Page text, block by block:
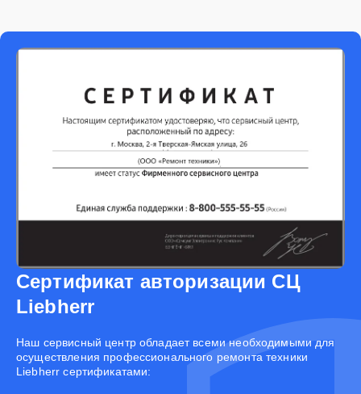
Сертификат авторизации СЦ
Liebherr
Наш сервисный центр обладает всеми необходимыми для
осуществления профессионального ремонта техники
Liebherr сертификатами: